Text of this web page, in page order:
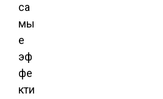
са
мы
е
эф
фе
кти